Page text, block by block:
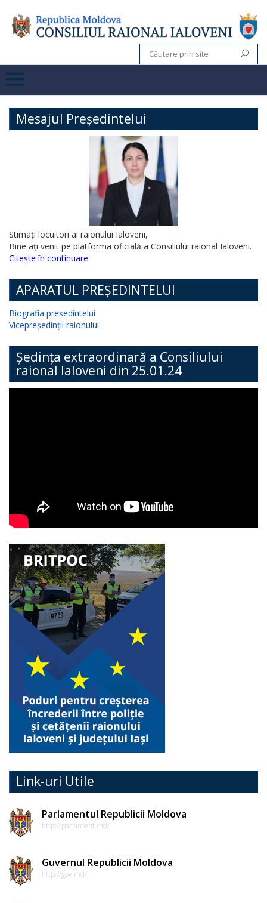
Mesajul Președintelui
Stimați locuitori ai raionului Ialoveni,
Bine ați venit pe platforma oficială a Consiliului raional Ialoveni.
Citește în continuare
APARATUL PREȘEDINTELUI
Biografia președintelui
Vicepreședinții raionului
Ședința extraordinară a Consiliului
raional Ialoveni din 25.01.24
Link-uri Utile
Parlamentul Republicii Moldova
http://parlament.md/
Guvernul Republicii Moldova
http://gov.md/